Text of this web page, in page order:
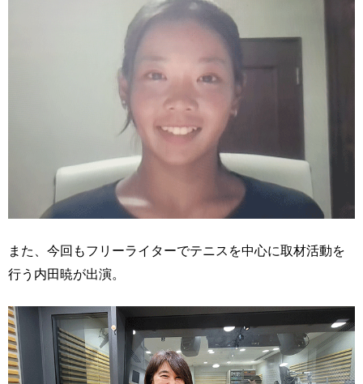
また、今回もフリーライターでテニスを中心に取材活動を
行う内田暁が出演。